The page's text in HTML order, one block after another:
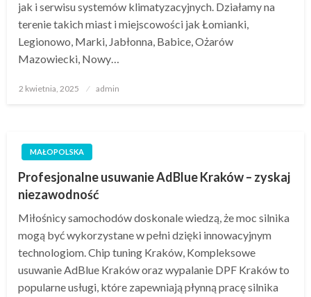
jak i serwisu systemów klimatyzacyjnych. Działamy na
terenie takich miast i miejscowości jak Łomianki,
Legionowo, Marki, Jabłonna, Babice, Ożarów
Mazowiecki, Nowy…
Opublikowane
2 kwietnia, 2025 admin
MAŁOPOLSKA
Profesjonalne usuwanie AdBlue Kraków – zyskaj
niezawodność
Miłośnicy samochodów doskonale wiedzą, że moc silnika
mogą być wykorzystane w pełni dzięki innowacyjnym
technologiom. Chip tuning Kraków, Kompleksowe
usuwanie AdBlue Kraków oraz wypalanie DPF Kraków to
popularne usługi, które zapewniają płynną pracę silnika